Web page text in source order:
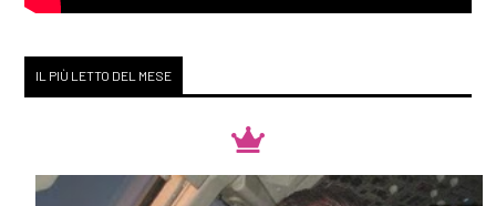
IL PIÙ LETTO DEL MESE